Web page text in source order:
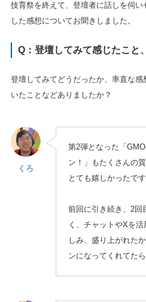
技育祭を終えて、登壇者に話しを伺
した感想についてお聞きしました。
Q： 登壇してみて感じたこと
登壇してみてどうだったか、率直な
いたことなどありましたか？
くろ
第2弾となった「
ン！」もたくさんの
とても嬉しかったです
前回に引き続き、2回
く、チャットやXを
しみ、盛り上がれた
ンになってくれてた